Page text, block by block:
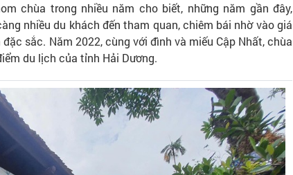
chùa trong nhiều năm cho biết, những năm gần đây,
nhiều du khách đến tham quan, chiêm bái nhờ vào giá
sắc. Năm 2022, cùng với đình và miếu Cập Nhất, chùa
du lịch của tỉnh Hải Dương.